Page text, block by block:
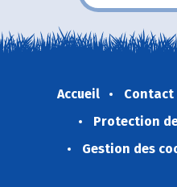
Accueil Contact
Protection
Gestion des